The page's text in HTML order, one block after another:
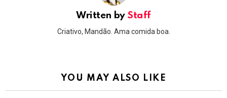
Written by Staff
Criativo, Mandão. Ama comida boa.
YOU MAY ALSO LIKE